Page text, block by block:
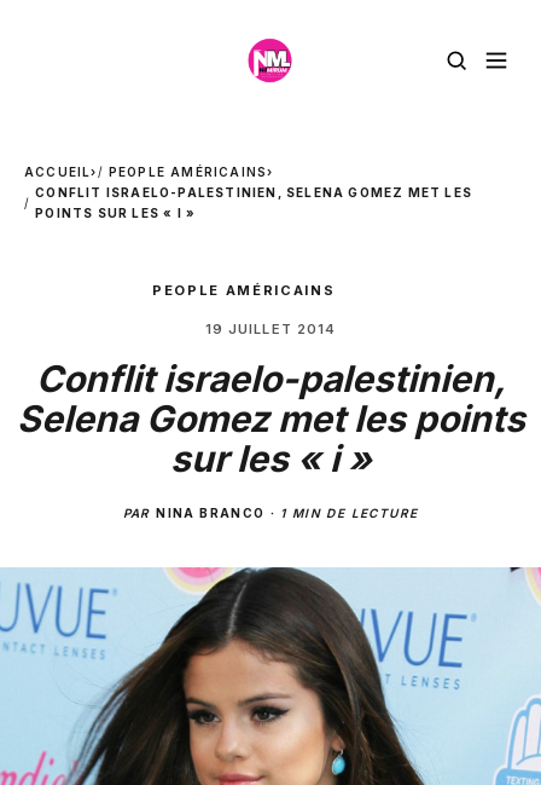
ACCUEIL› PEOPLE AMÉRICAINS›
CONFLIT ISRAELO-PALESTINIEN, SELENA GOMEZ MET LES
POINTS SUR LES « I »
PEOPLE AMÉRICAINS
19 JUILLET 2014
Conflit israelo-palestinien,
Selena Gomez met les points
sur les « i »
PARNINA BRANCO · 1 MIN DE LECTURE